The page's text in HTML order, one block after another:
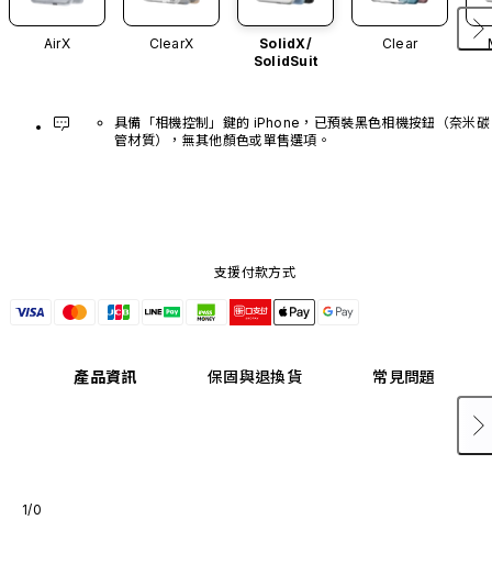
AirX ClearX
SolidX/
SolidSuit
Clear
具備「相機控制」鍵的 iPhone，已預裝黑色相機按鈕（奈米碳
管材質），無其他顏色或單售選項。
支援付款方式
產品資訊 保固與退換貨 常見問題
1/0